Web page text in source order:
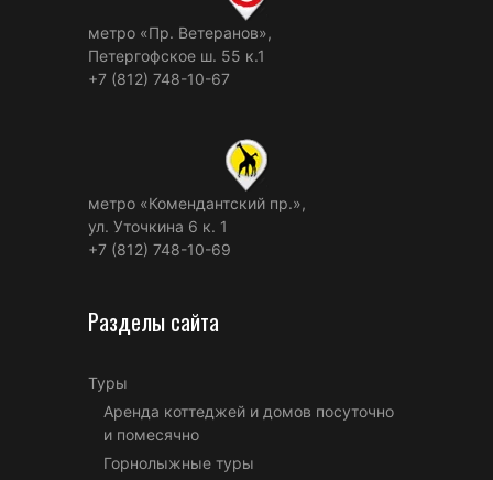
метро «Пр. Ветеранов»,
Петергофское ш. 55 к.1
+7 (812) 748-10-67
метро «Комендантский пр.»,
ул. Уточкина 6 к. 1
+7 (812) 748-10-69
Разделы сайта
Туры
Аренда коттеджей и домов посуточно
и помесячно
Горнолыжные туры